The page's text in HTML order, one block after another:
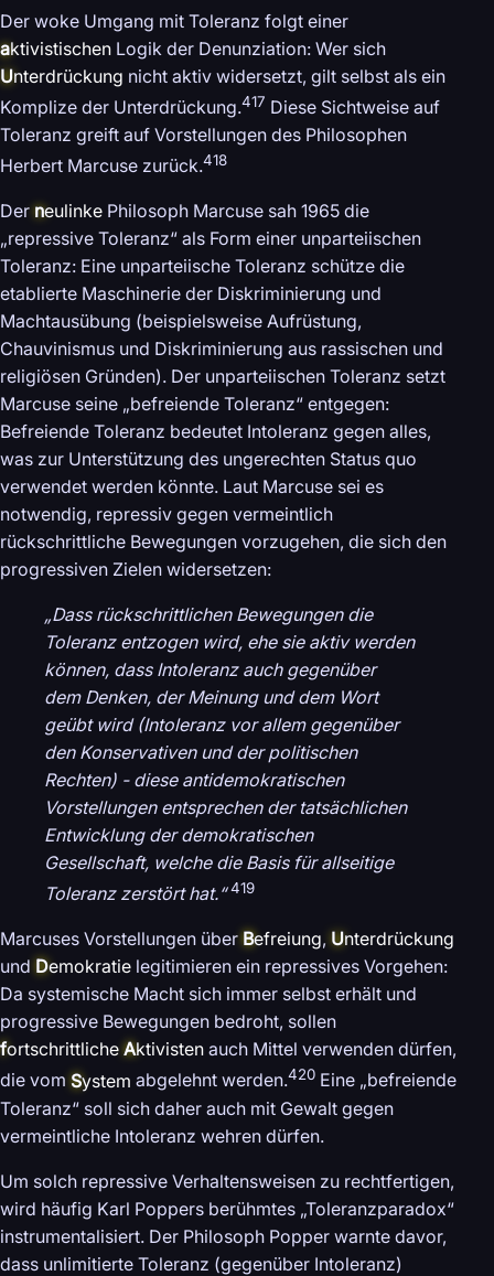
Der woke Umgang mit Toleranz folgt einer
aktivistischen Logik der Denunziation: Wer sich
Unterdrückung nicht aktiv widersetzt, gilt selbst als ein
Komplize der Unterdrückung.417 Diese Sichtweise auf
Toleranz greift auf Vorstellungen des Philosophen
Herbert Marcuse zurück.418
Der neulinke Philosoph Marcuse sah 1965 die
„repressive Toleranz“ als Form einer unparteiischen
Toleranz: Eine unparteiische Toleranz schütze die
etablierte Maschinerie der Diskriminierung und
Machtausübung (beispielsweise Aufrüstung,
Chauvinismus und Diskriminierung aus rassischen und
religiösen Gründen). Der unparteiischen Toleranz setzt
Marcuse seine „befreiende Toleranz“ entgegen:
Befreiende Toleranz bedeutet Intoleranz gegen alles,
was zur Unterstützung des ungerechten Status quo
verwendet werden könnte. Laut Marcuse sei es
notwendig, repressiv gegen vermeintlich
rückschrittliche Bewegungen vorzugehen, die sich den
progressiven Zielen widersetzen:
„Dass rückschrittlichen Bewegungen die
Toleranz entzogen wird, ehe sie aktiv werden
können, dass Intoleranz auch gegenüber
dem Denken, der Meinung und dem Wort
geübt wird (Intoleranz vor allem gegenüber
den Konservativen und der politischen
Rechten) - diese antidemokratischen
Vorstellungen entsprechen der tatsächlichen
Entwicklung der demokratischen
Gesellschaft, welche die Basis für allseitige
Toleranz zerstört hat.“ 419
Marcuses Vorstellungen über Befreiung, Unterdrückung
und Demokratie legitimieren ein repressives Vorgehen:
Da systemische Macht sich immer selbst erhält und
progressive Bewegungen bedroht, sollen
fortschrittliche Aktivisten auch Mittel verwenden dürfen,
die vom System abgelehnt werden.420 Eine „befreiende
Toleranz“ soll sich daher auch mit Gewalt gegen
vermeintliche Intoleranz wehren dürfen.
Um solch repressive Verhaltensweisen zu rechtfertigen,
wird häufig Karl Poppers berühmtes „Toleranzparadox“
instrumentalisiert. Der Philosoph Popper warnte davor,
dass unlimitierte Toleranz (gegenüber Intoleranz)